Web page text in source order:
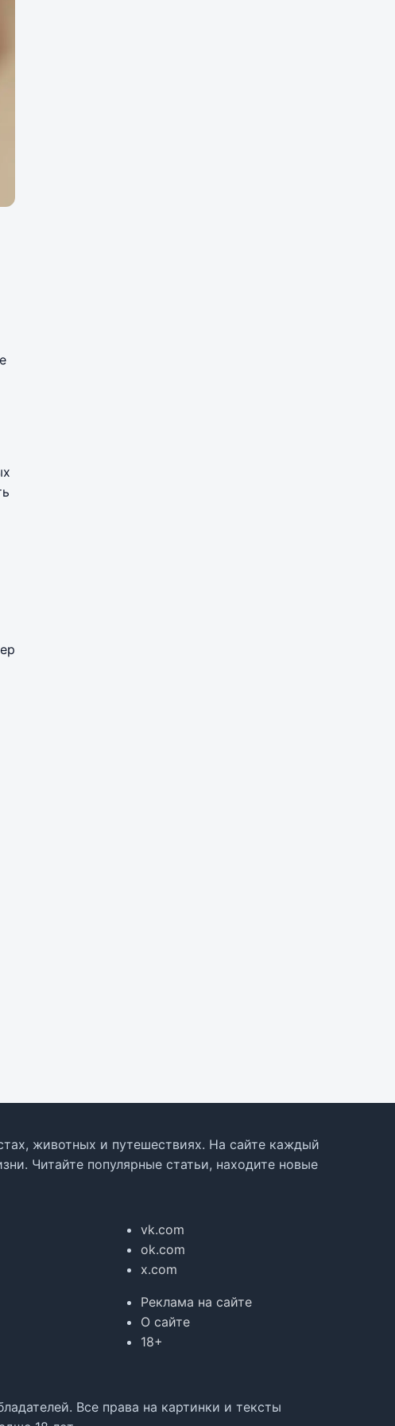
животных и путешествиях. На сайте каждый
Читайте популярные статьи, находите новые
vk.com
ok.com
x.com
Реклама на сайте
О сайте
18+
Все права на картинки и тексты